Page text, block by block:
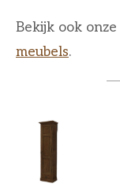
Bekijk ook onze
meubels.